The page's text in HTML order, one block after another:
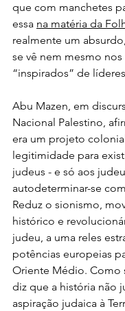
que com manchetes
essa na matéria da
realmente um
se vê nem mesmo nos
“inspirados” de
Abu Mazen, em
Nacional Palestino,
era um projeto
legitimidade para
judeus - e só aos
autodeterminar-se
Reduz o sionismo,
histórico e
judeu, a uma reles
potências europeias
Oriente Médio. Como
diz que a história não
aspiração judaica à